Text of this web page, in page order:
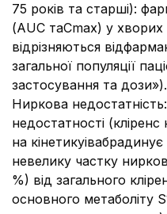
75 років та старші):
(AUC таCmax) у хворих
відрізняються
загальної популяції
застосування та дози»).
Ниркова
недостатності
на
невелику частку
%) від загального
основного метаболіту